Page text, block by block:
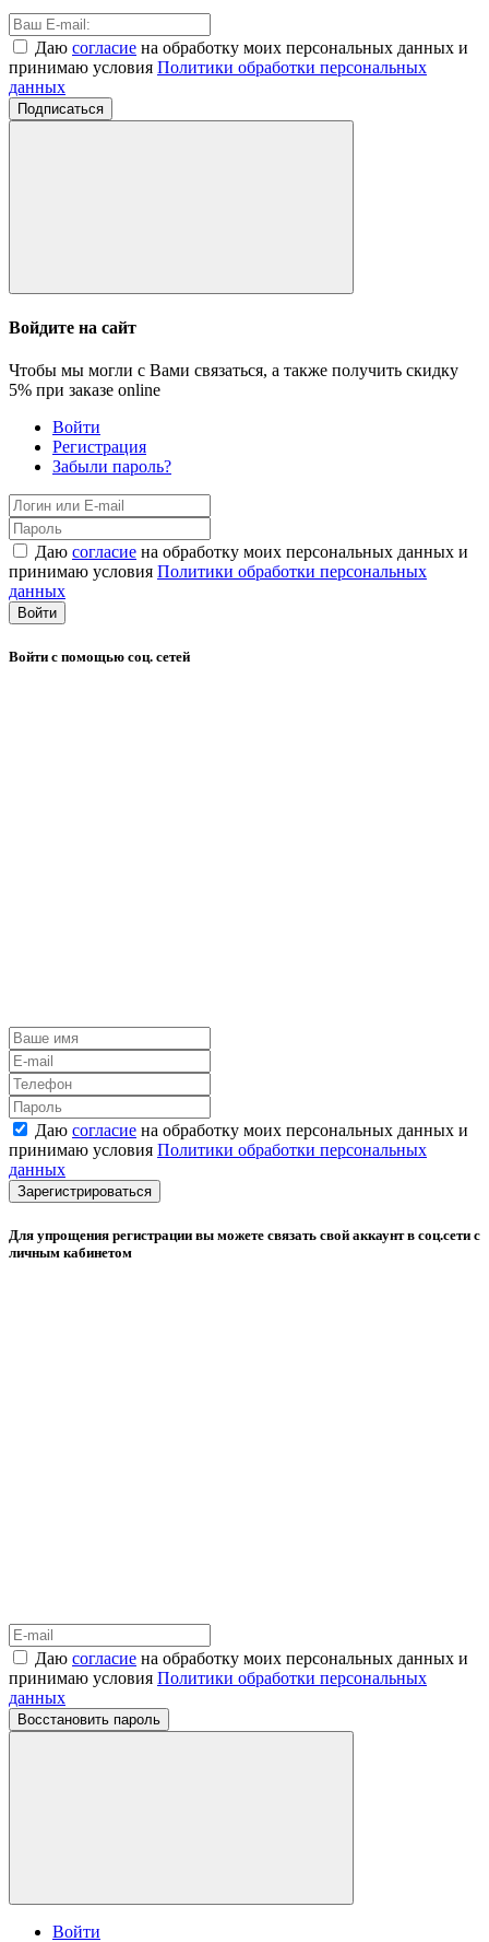
Даю согласие на обработку моих персональных данных и
принимаю условия Политики обработки персональных
данных
Подписаться
Войдите на сайт
Чтобы мы могли с Вами связаться, а также получить скидку
5% при заказе online
Войти
Регистрация
Забыли пароль?
Даю согласие на обработку моих персональных данных и
принимаю условия Политики обработки персональных
данных
Войти
Войти с помощью соц. сетей
Даю согласие на обработку моих персональных данных и
принимаю условия Политики обработки персональных
данных
Зарегистрироваться
Для упрощения регистрации вы можете связать свой аккаунт в соц.сети с
личным кабинетом
Даю согласие на обработку моих персональных данных и
принимаю условия Политики обработки персональных
данных
Восстановить пароль
Войти